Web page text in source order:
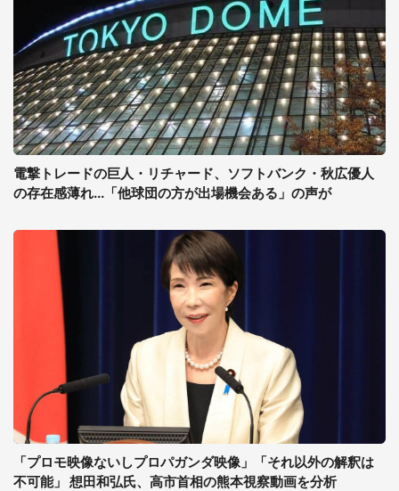
電撃トレードの巨人・リチャード、ソフトバンク・秋広優人
の存在感薄れ...「他球団の方が出場機会ある」の声が
「プロモ映像ないしプロパガンダ映像」「それ以外の解釈は
不可能」 想田和弘氏、高市首相の熊本視察動画を分析